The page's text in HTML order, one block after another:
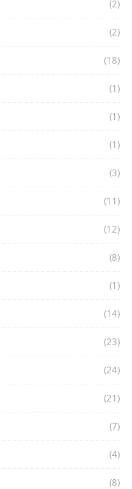
(2)
(2)
(18)
(1)
(1)
(1)
(3)
(11)
(12)
(8)
(1)
(14)
(23)
(24)
(21)
(7)
(4)
(8)